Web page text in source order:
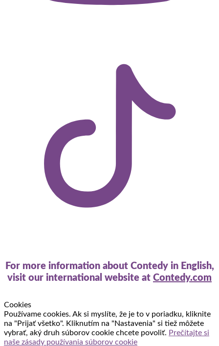
For more information about Contedy in English,
visit our international website at Contedy.com
Cookies
Používame cookies. Ak si myslíte, že je to v poriadku, kliknite
na "Prijať všetko". Kliknutím na "Nastavenia" si tiež môžete
vybrať, aký druh súborov cookie chcete povoliť. Prečítajte si
naše zásady používania súborov cookie